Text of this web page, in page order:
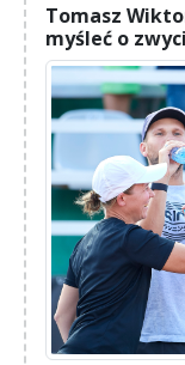
Tomasz
myśleć o